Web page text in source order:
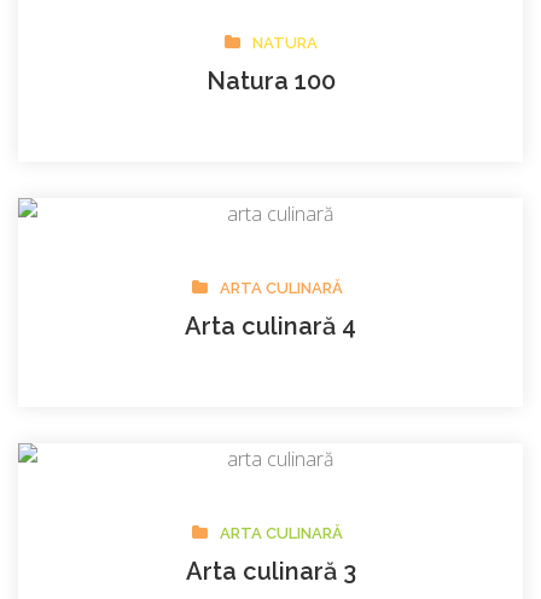
NATURA
Natura 100
ARTA CULINARĂ
Arta culinară 4
ARTA CULINARĂ
Arta culinară 3